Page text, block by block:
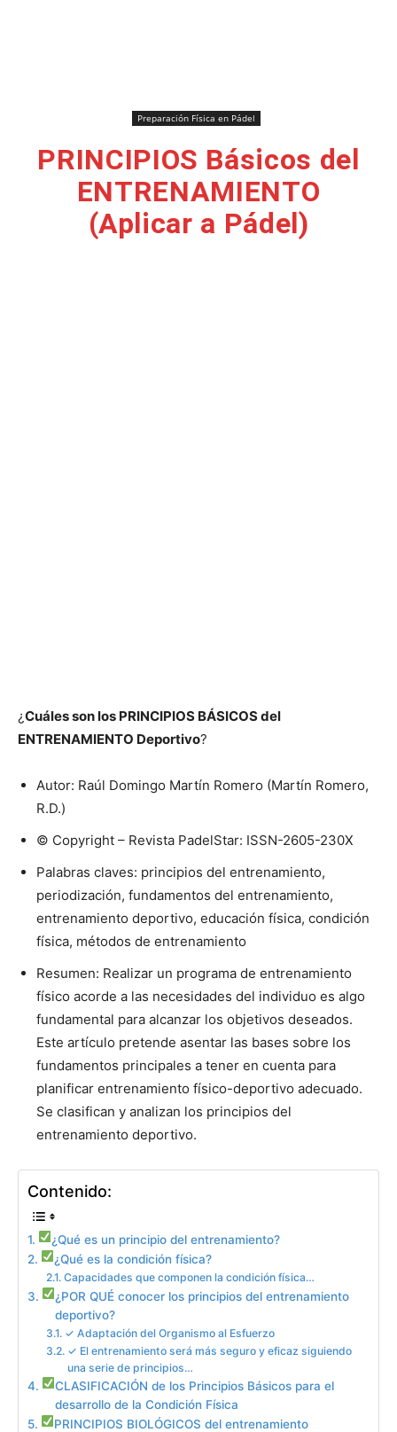
Preparación Física en Pádel
PRINCIPIOS Básicos del
ENTRENAMIENTO
(Aplicar a Pádel)
¿Cuáles son los PRINCIPIOS BÁSICOS del
ENTRENAMIENTO Deportivo?
Autor: Raúl Domingo Martín Romero (Martín Romero,
R.D.)
© Copyright – Revista PadelStar: ISSN-2605-230X
Palabras claves: principios del entrenamiento,
periodización, fundamentos del entrenamiento,
entrenamiento deportivo, educación física, condición
física, métodos de entrenamiento
Resumen: Realizar un programa de entrenamiento
físico acorde a las necesidades del individuo es algo
fundamental para alcanzar los objetivos deseados.
Este artículo pretende asentar las bases sobre los
fundamentos principales a tener en cuenta para
planificar entrenamiento físico-deportivo adecuado.
Se clasifican y analizan los principios del
entrenamiento deportivo.
Contenido:
¿Qué es un principio del entrenamiento?
¿Qué es la condición física?
Capacidades que componen la condición física…
¿POR QUÉ conocer los principios del entrenamiento
deportivo?
✓ Adaptación del Organismo al Esfuerzo
✓ El entrenamiento será más seguro y eficaz siguiendo
una serie de principios…
CLASIFICACIÓN de los Principios Básicos para el
desarrollo de la Condición Física
PRINCIPIOS BIOLÓGICOS del entrenamiento